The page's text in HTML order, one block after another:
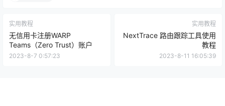
实用教程
无信用卡注册WARP
Teams（Zero Trust）账户
2023-8-7 0:57:23
实用教程
NextTrace 路由跟踪工具使用
教程
2023-8-11 16:05:39